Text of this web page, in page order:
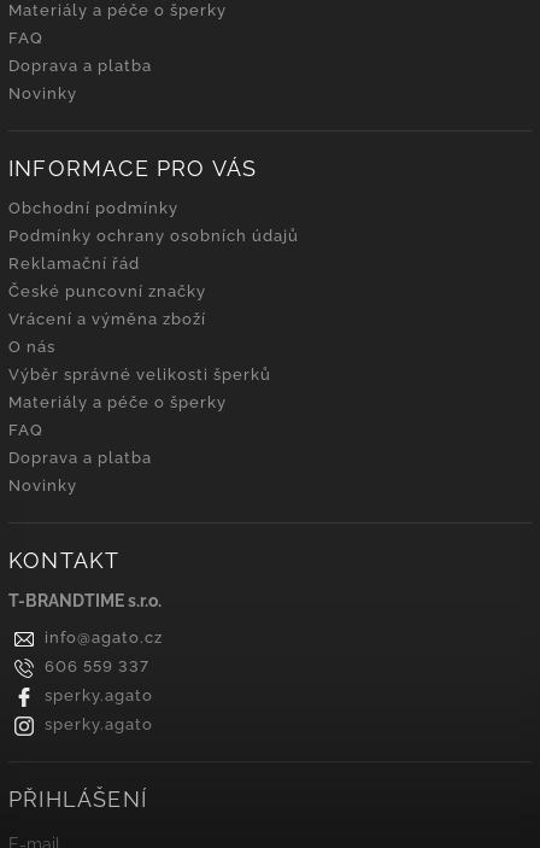
Materiály a péče o šperky
FAQ
Doprava a platba
Novinky
INFORMACE PRO VÁS
Obchodní podmínky
Podmínky ochrany osobních údajů
Reklamační řád
České puncovní značky
Vrácení a výměna zboží
O nás
Výběr správné velikosti šperků
Materiály a péče o šperky
FAQ
Doprava a platba
Novinky
KONTAKT
T-BRANDTIME s.r.o.
info@agato.cz
606 559 337
sperky.agato
sperky.agato
PŘIHLÁŠENÍ